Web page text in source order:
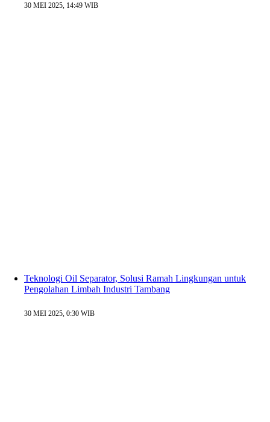
30 MEI 2025, 14:49 WIB
Teknologi Oil Separator, Solusi Ramah Lingkungan untuk
Pengolahan Limbah Industri Tambang
30 MEI 2025, 0:30 WIB